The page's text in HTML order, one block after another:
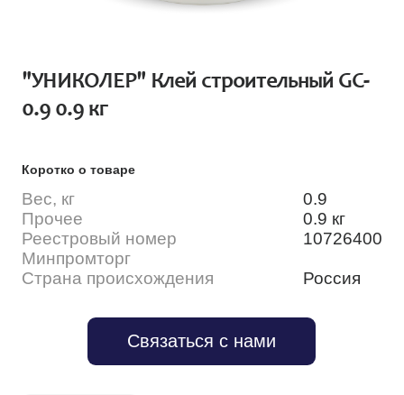
"УНИКОЛЕР" Клей строительный GC-
0.9 0.9 кг
Коротко о товаре
Вес, кг
0.9
Прочее
0.9 кг
Реестровый номер
Минпромторг
10726400
Страна происхождения Россия
Связаться с нами